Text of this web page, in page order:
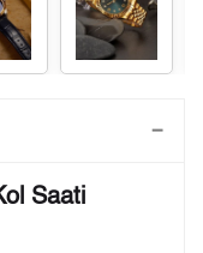
belirtmiş
Saati